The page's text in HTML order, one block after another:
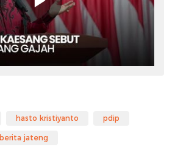
hasto kristiyanto pdip
berita jateng